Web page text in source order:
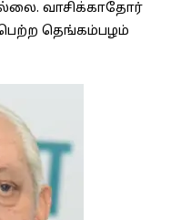
வாசிக்காதோர்
பெற்ற தெங்கம்பழம்